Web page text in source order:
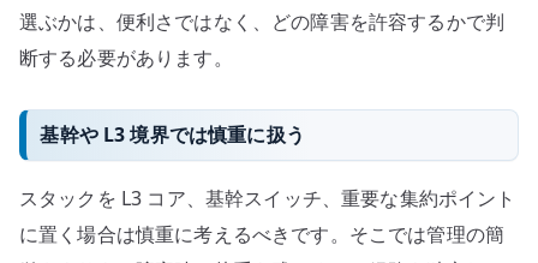
選ぶかは、便利さではなく、どの障害を許容するかで判
断する必要があります。
基幹や L3 境界では慎重に扱う
スタックを L3 コア、基幹スイッチ、重要な集約ポイント
に置く場合は慎重に考えるべきです。そこでは管理の簡